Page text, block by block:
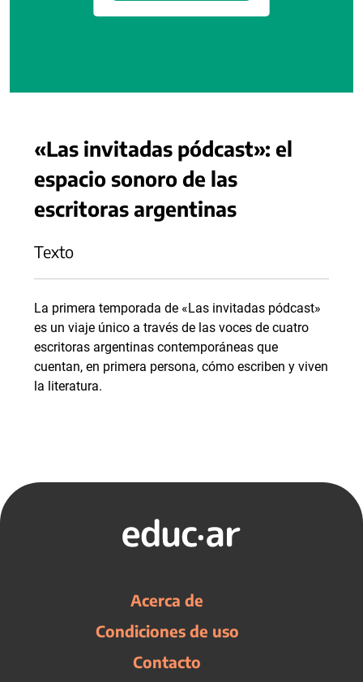
«Las invitadas pódcast»: el
espacio sonoro de las
escritoras argentinas
Texto
La primera temporada de «Las invitadas pódcast»
es un viaje único a través de las voces de cuatro
escritoras argentinas contemporáneas que
cuentan, en primera persona, cómo escriben y viven
la literatura.
Acerca de
Condiciones de uso
Contacto